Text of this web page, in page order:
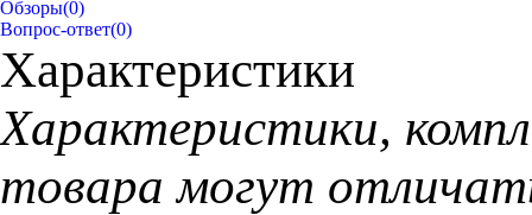
Обзоры(0)
Вопрос-ответ(0)
Характеристики
Xарактеристики,
товара могут